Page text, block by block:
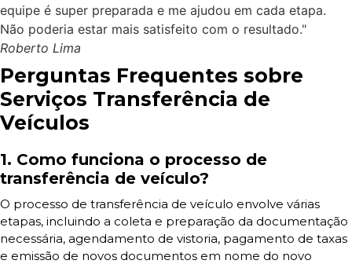
equipe é super preparada e me ajudou em cada etapa.
Não poderia estar mais satisfeito com o resultado."
Roberto Lima
Perguntas Frequentes sobre
Serviços Transferência de
Veículos
1. Como funciona o processo de
transferência de veículo?
O processo de transferência de veículo envolve várias
etapas, incluindo a coleta e preparação da documentação
necessária, agendamento de vistoria, pagamento de taxas
e emissão de novos documentos em nome do novo